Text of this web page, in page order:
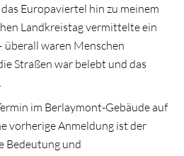
Europaviertel hin zu meinem
Landkreistag vermittelte ein
überall waren Menschen
Straßen war belebt und das
im Berlaymont-Gebäude auf
vorherige Anmeldung ist der
Bedeutung und